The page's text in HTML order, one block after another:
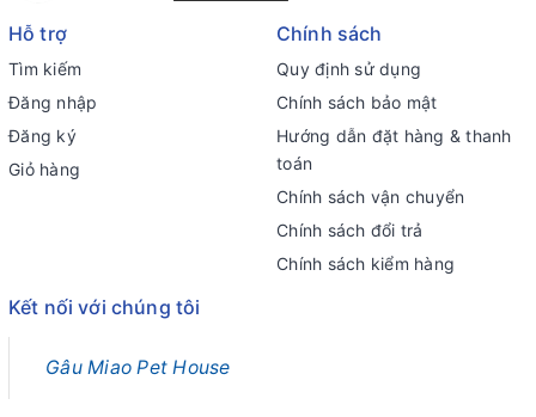
Hỗ trợ
Tìm kiếm
Đăng nhập
Đăng ký
Giỏ hàng
Chính sách
Quy định sử dụng
Chính sách bảo mật
Hướng dẫn đặt hàng & thanh
toán
Chính sách vận chuyển
Chính sách đổi trả
Chính sách kiểm hàng
Kết nối với chúng tôi
Gâu Miao Pet House